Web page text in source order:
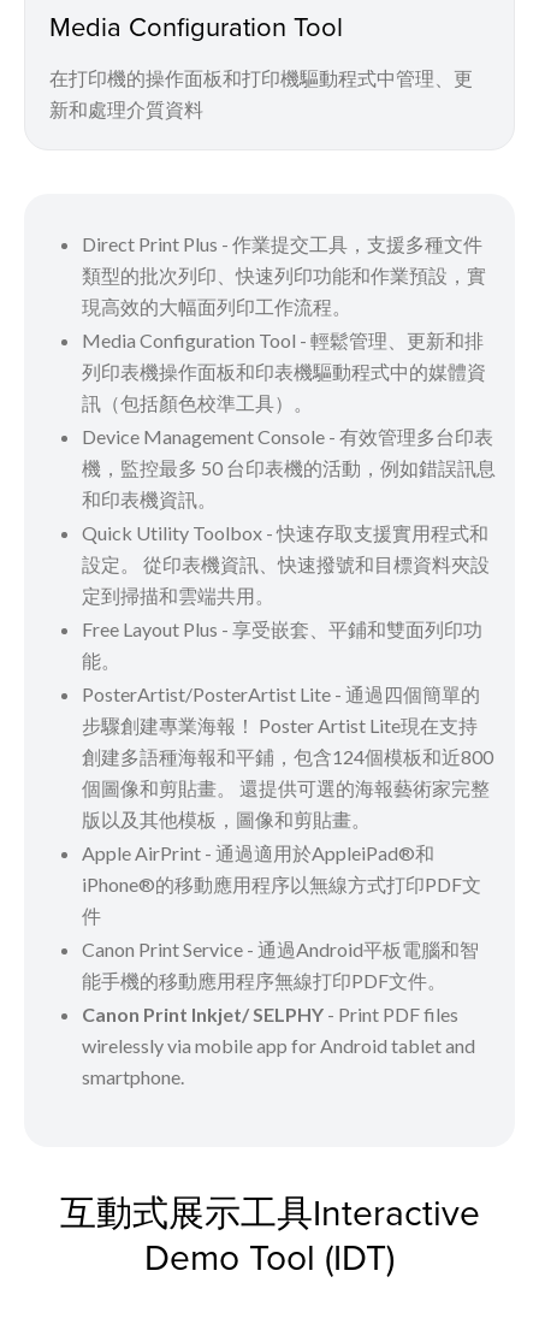
Media Configuration Tool
在打印機的操作面板和打印機驅動程式中管理、更
新和處理介質資料
Direct Print Plus - 作業提交工具，支援多種文件
類型的批次列印、快速列印功能和作業預設，實
現高效的大幅面列印工作流程。
Media Configuration Tool - 輕鬆管理、更新和排
列印表機操作面板和印表機驅動程式中的媒體資
訊（包括顏色校準工具）。
Device Management Console - 有效管理多台印表
機，監控最多 50 台印表機的活動，例如錯誤訊息
和印表機資訊。
Quick Utility Toolbox - 快速存取支援實用程式和
設定。 從印表機資訊、快速撥號和目標資料夾設
定到掃描和雲端共用。
Free Layout Plus - 享受嵌套、平鋪和雙面列印功
能。
PosterArtist/PosterArtist Lite - 通過四個簡單的
步驟創建專業海報！ Poster Artist Lite現在支持
創建多語種海報和平鋪，包含124個模板和近800
個圖像和剪貼畫。 還提供可選的海報藝術家完整
版以及其他模板，圖像和剪貼畫。
Apple AirPrint - 通過適用於AppleiPad®和
iPhone®的移動應用程序以無線方式打印PDF文
件
Canon Print Service - 通過Android平板電腦和智
能手機的移動應用程序無線打印PDF文件。
Canon Print Inkjet/ SELPHY - Print PDF files
wirelessly via mobile app for Android tablet and
smartphone.
互動式展示工具Interactive
Demo Tool (IDT)